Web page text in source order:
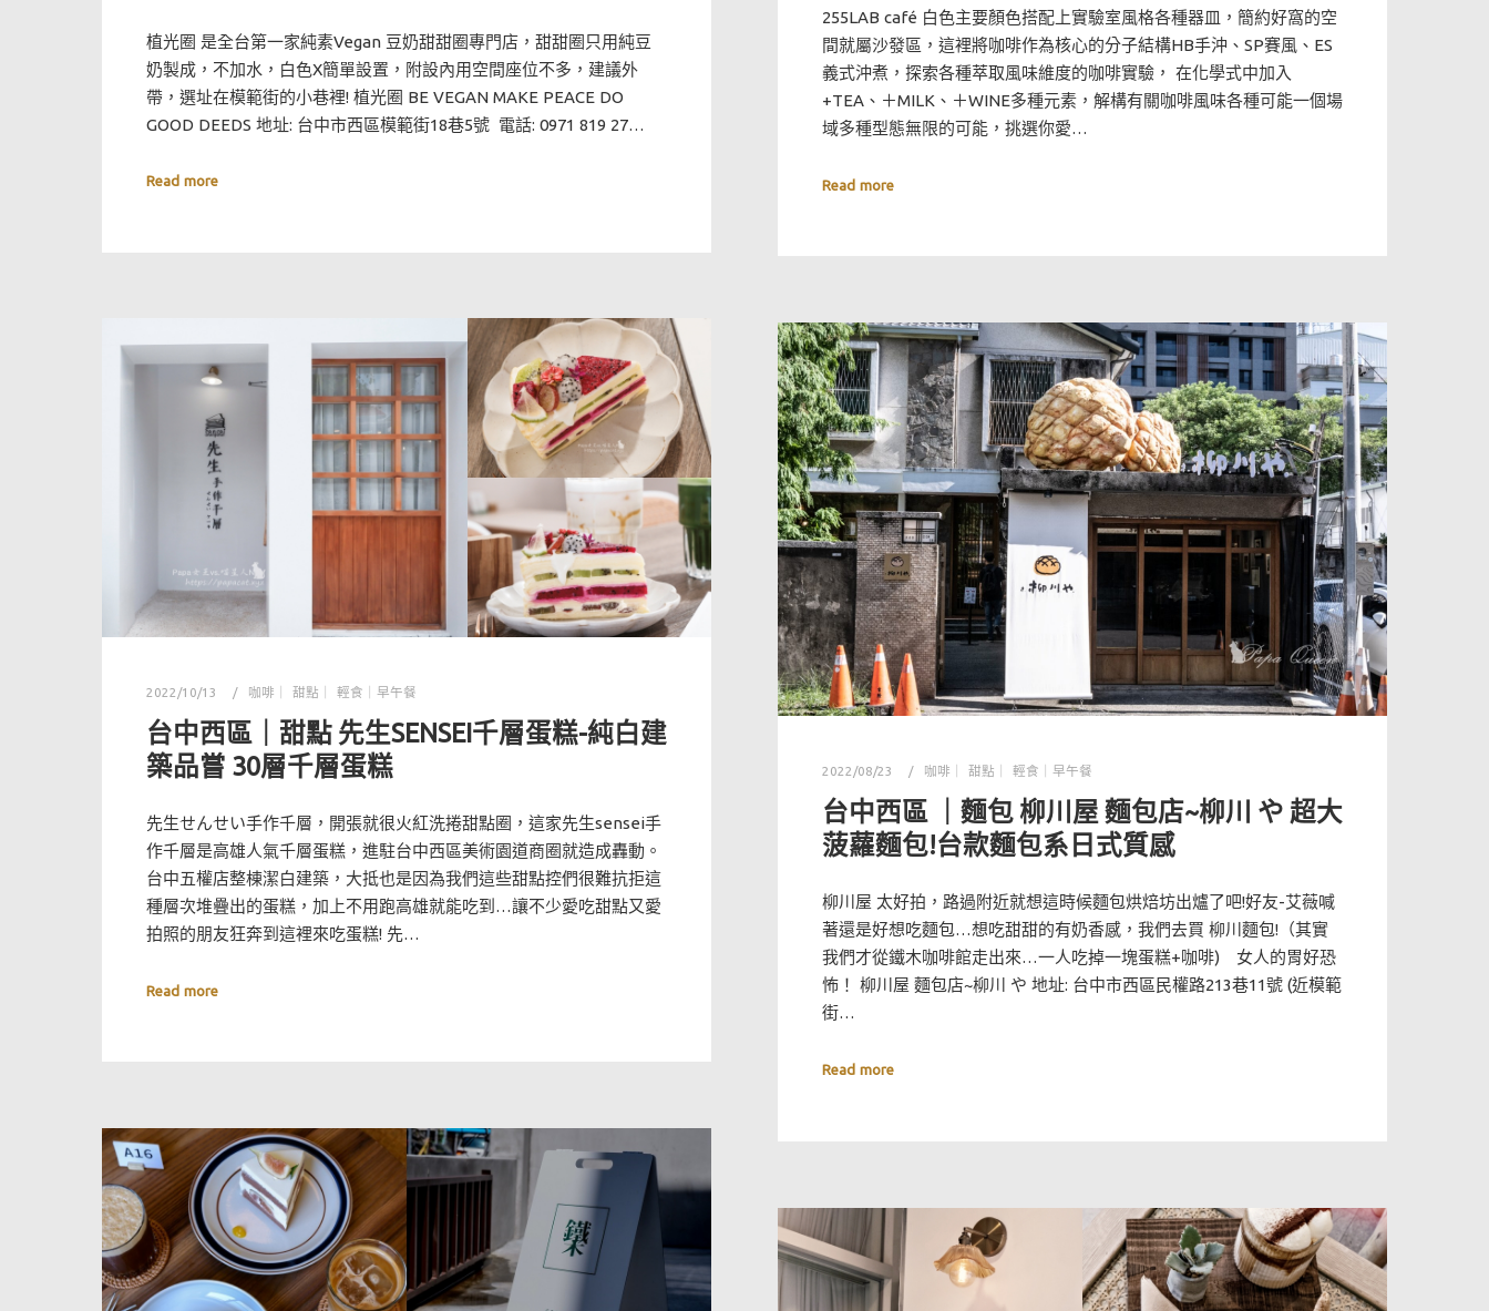
植光圈 是全台第一家純素Vegan 豆奶甜甜圈專門店，甜甜圈只用純豆
奶製成，不加水，白色X簡單設置，附設內用空間座位不多，建議外
帶，選址在模範街的小巷裡! 植光圈 BE VEGAN MAKE PEACE DO
GOOD DEEDS 地址: 台中市西區模範街18巷5號 電話: 0971 819 27…
Read more
255LAB café 白色主要顏色搭配上實驗室風格各種器皿，簡約好窩的空
間就屬沙發區，這裡將咖啡作為核心的分子結構HB手沖、SP賽風、ES
義式沖煮，探索各種萃取風味維度的咖啡實驗， 在化學式中加入
+TEA、＋MILK、＋WINE多種元素，解構有關咖啡風味各種可能一個場
域多種型態無限的可能，挑選你愛…
Read more
2022/10/13 咖啡｜ 甜點｜ 輕食｜早午餐
台中西區｜甜點 先生SENSEI千層蛋糕-純白建
築品嘗 30層千層蛋糕
先生せんせい手作千層，開張就很火紅洗捲甜點圈，這家先生sensei手
作千層是高雄人氣千層蛋糕，進駐台中西區美術園道商圈就造成轟動。
台中五權店整棟潔白建築，大抵也是因為我們這些甜點控們很難抗拒這
種層次堆疊出的蛋糕，加上不用跑高雄就能吃到…讓不少愛吃甜點又愛
拍照的朋友狂奔到這裡來吃蛋糕! 先…
Read more
2022/08/23 咖啡｜ 甜點｜ 輕食｜早午餐
台中西區 ｜麵包 柳川屋 麵包店~柳川 や 超大
菠蘿麵包!台款麵包系日式質感
柳川屋 太好拍，路過附近就想這時候麵包烘焙坊出爐了吧!好友-艾薇喊
著還是好想吃麵包…想吃甜甜的有奶香感，我們去買 柳川麵包!（其實
我們才從鐵木咖啡館走出來…一人吃掉一塊蛋糕+咖啡) 女人的胃好恐
怖！ 柳川屋 麵包店~柳川 や 地址: 台中市西區民權路213巷11號 (近模範
街…
Read more